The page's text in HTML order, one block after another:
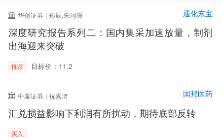
华创证券 | 郑辰,朱珂琛 通化东宝
深度研究报告系列二：国内集采加速放量，制剂
出海迎来突破
推荐 目标价：11.2
中泰证券 | 祝嘉琦 国邦医药
汇兑损益影响下利润有所扰动，期待底部反转
买入